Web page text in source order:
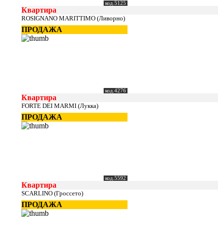
код.5125
Квартира
ROSIGNANO MARITTIMO (Ливорно)
ПРОДАЖА
код.4276
Квартира
FORTE DEI MARMI (Лукка)
ПРОДАЖА
код.5592
Квартира
SCARLINO (Гроссето)
ПРОДАЖА